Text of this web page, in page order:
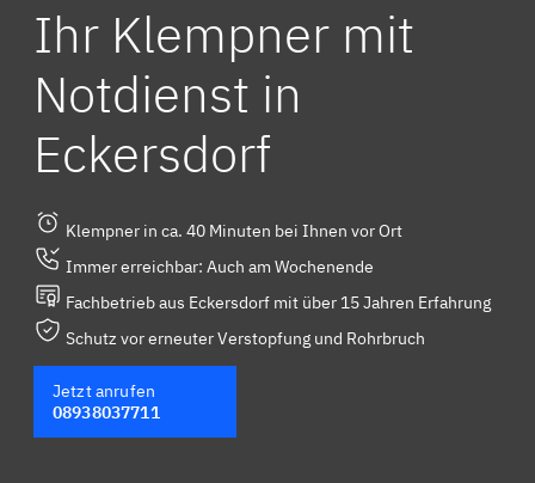
Ihr Klempner mit
Notdienst in
Eckersdorf
Klempner in ca. 40 Minuten bei Ihnen vor Ort
Immer erreichbar: Auch am Wochenende
Fachbetrieb aus Eckersdorf mit über 15 Jahren Erfahrung
Schutz vor erneuter Verstopfung und Rohrbruch
Jetzt anrufen
08938037711